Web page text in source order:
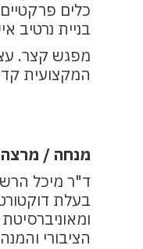
כלים
בניית נרטיב
מפגש קצר.
המקצועית
מנחה /
ד"ר מיכל
בעלת
הציבורי